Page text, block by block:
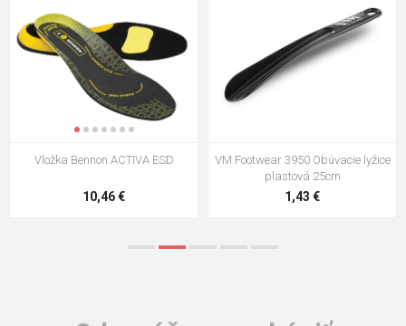
VM Footwear 3009 Vkladacia
5,21 €
VM Footwear 3102 Šnúrky ploché
0,79 €